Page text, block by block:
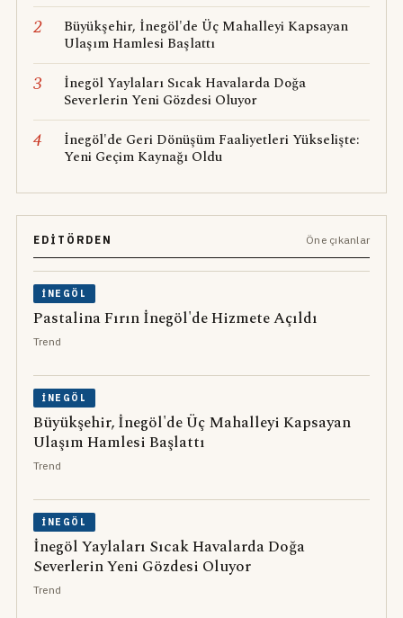
2
Büyükşehir, İnegöl'de Üç Mahalleyi Kapsayan
Ulaşım Hamlesi Başlattı
3
İnegöl Yaylaları Sıcak Havalarda Doğa
Severlerin Yeni Gözdesi Oluyor
4
İnegöl'de Geri Dönüşüm Faaliyetleri Yükselişte:
Yeni Geçim Kaynağı Oldu
EDITÖRDEN Öne çıkanlar
İNEGÖL
Pastalina Fırın İnegöl'de Hizmete Açıldı
Trend
İNEGÖL
Büyükşehir, İnegöl'de Üç Mahalleyi Kapsayan
Ulaşım Hamlesi Başlattı
Trend
İNEGÖL
İnegöl Yaylaları Sıcak Havalarda Doğa
Severlerin Yeni Gözdesi Oluyor
Trend